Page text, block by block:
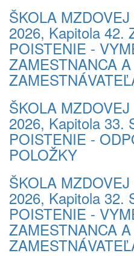
ŠKOLA
2026, Kapitola 42.
POISTENIE -
ZAMESTNANCA A
ŠKOLA
2026, Kapitola 33.
POISTENIE -
POLOŽKY
ŠKOLA
2026, Kapitola 32.
POISTENIE -
ZAMESTNANCA A